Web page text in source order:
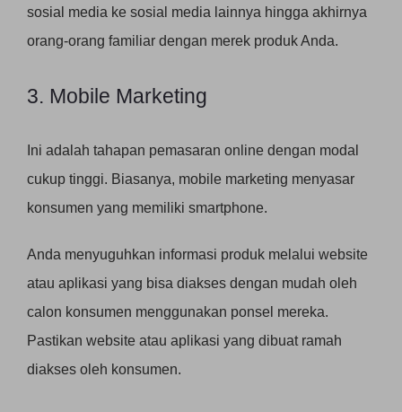
sosial media ke sosial media lainnya hingga akhirnya
orang-orang familiar dengan merek produk Anda.
3. Mobile Marketing
Ini adalah tahapan pemasaran online dengan modal
cukup tinggi. Biasanya, mobile marketing menyasar
konsumen yang memiliki smartphone.
Anda menyuguhkan informasi produk melalui website
atau aplikasi yang bisa diakses dengan mudah oleh
calon konsumen menggunakan ponsel mereka.
Pastikan website atau aplikasi yang dibuat ramah
diakses oleh konsumen.